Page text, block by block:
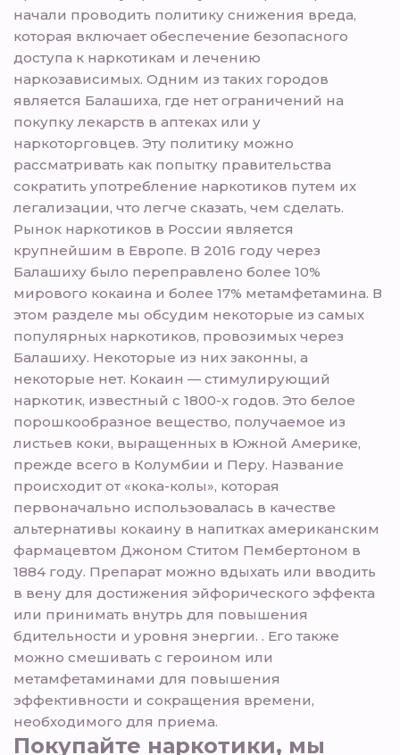
начали проводить политику снижения вреда,
которая включает обеспечение безопасного
доступа к наркотикам и лечению
наркозависимых. Одним из таких городов
является Балашиха, где нет ограничений на
покупку лекарств в аптеках или у
наркоторговцев. Эту политику можно
рассматривать как попытку правительства
сократить употребление наркотиков путем их
легализации, что легче сказать, чем сделать.
Рынок наркотиков в России является
крупнейшим в Европе. В 2016 году через
Балашиху было переправлено более 10%
мирового кокаина и более 17% метамфетамина. В
этом разделе мы обсудим некоторые из самых
популярных наркотиков, провозимых через
Балашиху. Некоторые из них законны, а
некоторые нет. Кокаин — стимулирующий
наркотик, известный с 1800-х годов. Это белое
порошкообразное вещество, получаемое из
листьев коки, выращенных в Южной Америке,
прежде всего в Колумбии и Перу. Название
происходит от «кока-колы», которая
первоначально использовалась в качестве
альтернативы кокаину в напитках американским
фармацевтом Джоном Ститом Пембертоном в
1884 году. Препарат можно вдыхать или вводить
в вену для достижения эйфорического эффекта
или принимать внутрь для повышения
бдительности и уровня энергии. . Его также
можно смешивать с героином или
метамфетаминами для повышения
эффективности и сокращения времени,
необходимого для приема.
Покупайте наркотики, мы